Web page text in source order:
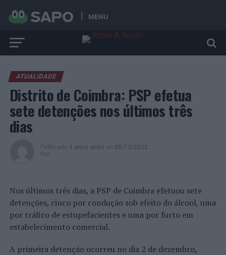
MENU
ATUALIDADE
Distrito de Coimbra: PSP efetua
sete detenções nos últimos três
dias
Publicado 4 anos atrás on 05/12/2022
Por
Nos últimos três dias, a PSP de Coimbra efetuou sete
detenções, cinco por condução sob efeito do álcool, uma
por tráfico de estupefacientes e uma por furto em
estabelecimento comercial.
A primeira detenção ocorreu no dia 2 de dezembro,